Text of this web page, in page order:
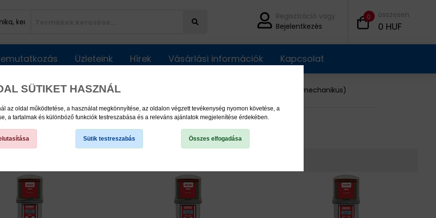
SÜTIKET HASZNÁL
az oldal működtetése, a használat megkönnyítése, az oldalon végzett tevékenység nyomon követése, a
a tartalmak és különböző funkciók testreszabása és a releváns ajánlatok megjelenítése érdekében.
Sütik testreszabás Összes elfogadása
Regisztráció vagy
Bejelentkezés
0 összesen
0 HUF
Üzleteink Hírek Vásárlási információk Kapcsolat
Automata Kenőrendszerek, és kenőanyagok Többpontos kenőrendszerek (elektromechanikus)